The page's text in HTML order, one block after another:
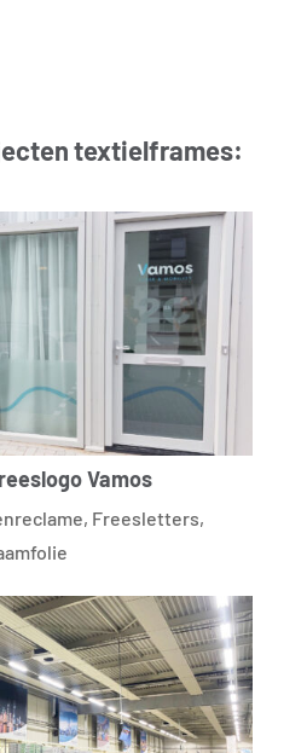
textielframes:
Vamos
, Freesletters,